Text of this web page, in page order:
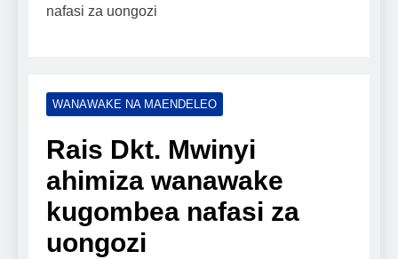
nafasi za uongozi
WANAWAKE NA MAENDELEO
Rais Dkt. Mwinyi
ahimiza wanawake
kugombea nafasi za
uongozi